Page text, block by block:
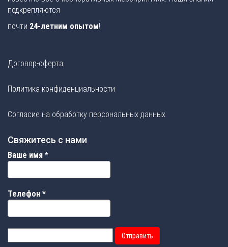
подкрепляются
почти 24-летним опытом!
Договор-оферта
Политика конфиденциальности
Согласие на обработку персональных данных
Свяжитесь с нами
Ваше имя *
Телефон *
Отправить